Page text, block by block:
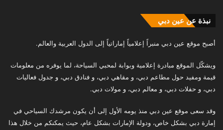
نبذة عن عين دبي
أصبح موقع عين دبي منبراً إعلامياً إماراتياً إلى الدول العربية والعالم.
ويشكّل الموقع مبادرة إعلامية وبوابة لمحبي السياحة، لما يوفره من معلومات
قيمة ومفيد حول مطاعم دبي، و مقاهي دبي، و فنادق دبي، و جدول فعاليات
دبي، و حفلات دبي، و معالم دبي، و مولات دبي.
وقد سعى موقع عين دبي منذ يومه الأول إلى أن يكون مرشدك السياحي في
إمارة دبي بشكل خاص، ودولة الإمارات بشكل عام، حيث يمكنكم من خلال هذا